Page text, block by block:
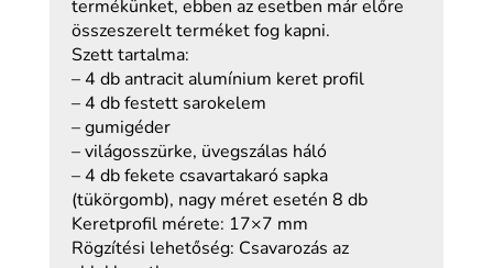
termékünket, ebben az esetben már előre
összeszerelt terméket fog kapni.
Szett tartalma:
– 4 db antracit alumínium keret profil
– 4 db festett sarokelem
– gumigéder
– világosszürke, üvegszálas háló
– 4 db fekete csavartakaró sapka
(tükörgomb), nagy méret esetén 8 db
Keretprofil mérete: 17×7 mm
Rögzítési lehetőség: Csavarozás az